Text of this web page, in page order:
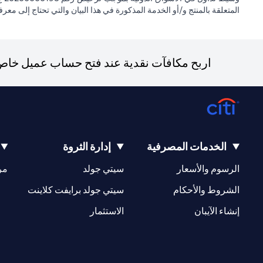
المتعلقة بالمنتج و/أو الخدمة المذكورة في هذا البيان والتي تحتاج إلى
اربح مكافآت نقدية عند فتح حساب عميل
الخدمات المصرفية
الرسوم والأسعار
الشروط والأحكام
إنشاء الآيبان
إدارة الثروة
سيتي جولد
سيتي جولد برايفت كلاينت
الاستثمار